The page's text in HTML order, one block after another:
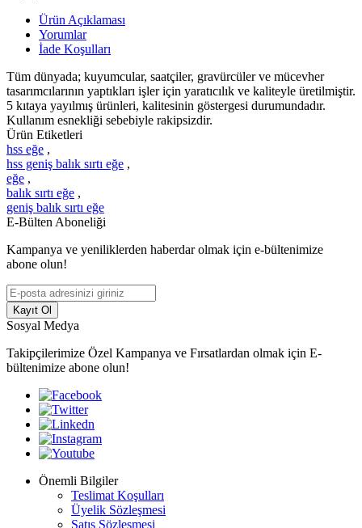
Ürün Açıklaması
Yorumlar
İade Koşulları
Tüm dünyada; kuyumcular, saatçiler, gravürcüler ve mücevher
tasarımcılarının yaptıkları işler için yaratıcılık ve kaliteyle üretilmiştir.
5 kıtaya yayılmış ürünleri, kalitesinin göstergesi durumundadır.
Kullanım esnekliği sebebiyle rakipsizdir.
Ürün Etiketleri
hss eğe ,
hss geniş balık sırtı eğe ,
eğe ,
balık sırtı eğe ,
geniş balık sırtı eğe
E-Bülten Aboneliği
Kampanya ve yeniliklerden haberdar olmak için e-bültenimize
abone olun!
Kayıt Ol
Sosyal Medya
Takipçilerimize Özel Kampanya ve Fırsatlardan olmak için E-
bültenimize abone olun!
Önemli Bilgiler
Teslimat Koşulları
Üyelik Sözleşmesi
Satış Sözleşmesi